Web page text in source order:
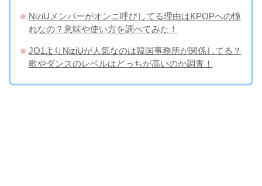
NiziUメンバーがオンニ呼びしてる理由はKPOPへの憧
れなの？意味や使い方を調べてみた！
JO1よりNiziUが人気なのは韓国事務所が関係してる？
歌やダンスのレベルはどっちが高いのか調査！